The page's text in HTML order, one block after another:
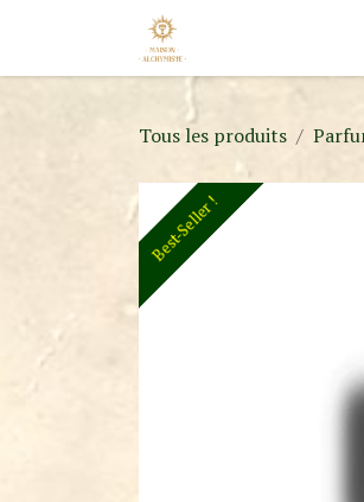
Se rendre au contenu
Tous les produits
Best-Seller !
Best-Seller !